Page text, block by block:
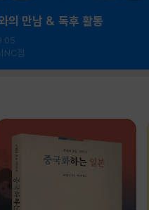
의 만남 & 독후 활동
NC점